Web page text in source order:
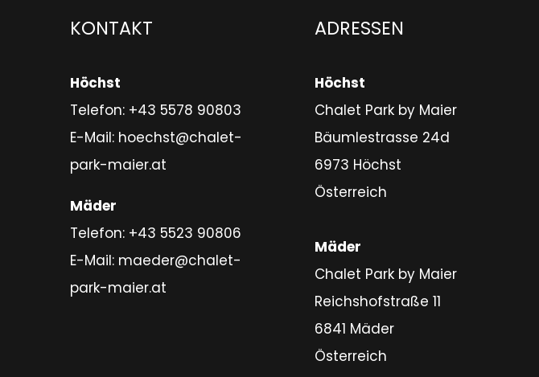
KONTAKT
Höchst
Telefon: +43 5578 90803
E-Mail: hoechst@chalet-
park-maier.at
Mäder
Telefon: +43 5523 90806
E-Mail: maeder@chalet-
park-maier.at
ADRESSEN
Höchst
Chalet Park by Maier
Bäumlestrasse 24d
6973 Höchst
Österreich
Mäder
Chalet Park by Maier
Reichshofstraße 11
6841 Mäder
Österreich